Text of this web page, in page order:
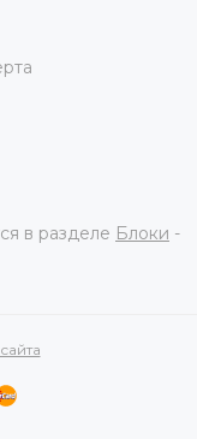
в разделе Блоки -